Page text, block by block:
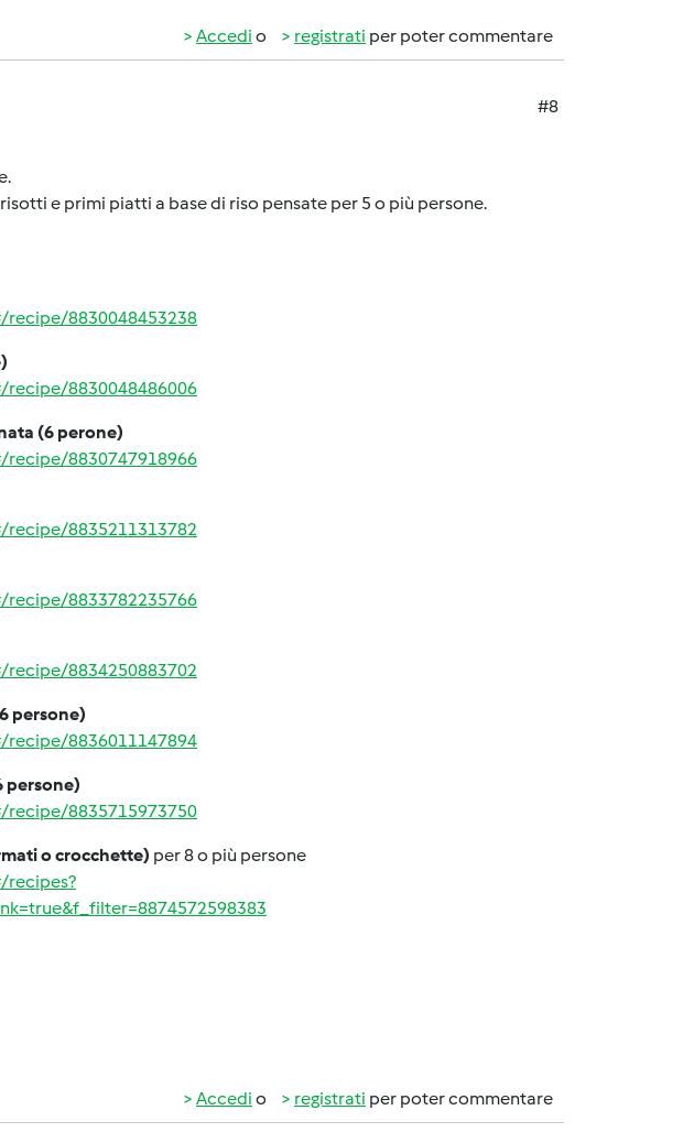
Accedi o registrati per poter commentare
#8
e primi piatti a base di riso pensate per 5 o più persone.
8830048453238
8830048486006
(6 perone)
8830747918966
8835211313782
8833782235766
8834250883702
persone)
8836011147894
persone)
8835715973750
o crocchette) per 8 o più persone
Accedi o registrati per poter commentare